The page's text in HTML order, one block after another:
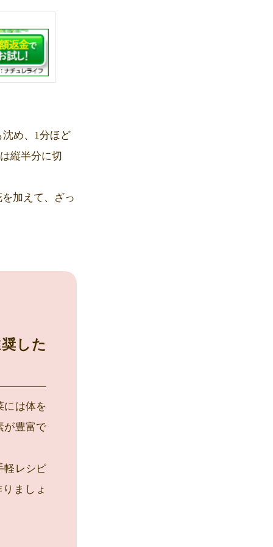
め、1分ほど
縦半分に切
加えて、ざっ
した
には体を
が豊富で
軽レシピ
ましょ